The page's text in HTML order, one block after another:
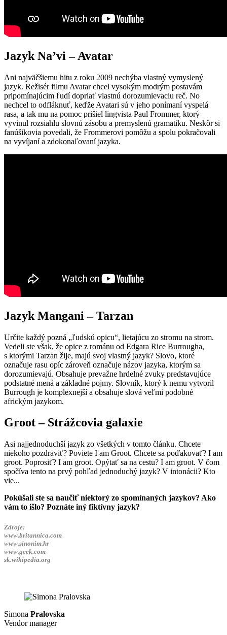
Jazyk Na’vi – Avatar
Ani najväčšiemu hitu z roku 2009 nechýba vlastný vymyslený
jazyk. Režisér filmu Avatar chcel vysokým modrým postavám
pripomínajúcim ľudí dopriať vlastnú dorozumievaciu reč. No
nechcel to odfláknuť, keďže Avatari sú v jeho ponímaní vyspelá
rasa, a tak mu na pomoc prišiel lingvista Paul Frommer, ktorý
vyvinul rozsiahlu slovnú zásobu a premyslenú gramatiku. Neskôr si
fanúšikovia povedali, že Frommerovi pomôžu a spolu pokračovali
na vyvíjaní a zdokonaľovaní jazyka.
Jazyk Mangani – Tarzan
Určite každý pozná „ľudskú opicu“, lietajúcu zo stromu na strom.
Vedeli ste však, že opice z románu od Edgara Rice Burrougha,
s ktorými Tarzan žije, majú svoj vlastný jazyk? Slovo, ktoré
označuje rasu opíc zároveň označuje názov jazyka, ktorým sa
dorozumievajú. Obsahuje prevažne hrdelné zvuky predstavujúce
podstatné mená a základné pojmy. Slovník, ktorý k nemu vytvoril
Burrough je komplexnejší a obsahuje slová veľmi podobné
africkým jazykom.
Groot – Strážcovia galaxie
Asi najjednoduchší jazyk zo všetkých v tomto článku. Chcete
niekoho pozdraviť? Poviete I am Groot. Chcete sa poďakovať? I am
groot. Poprosiť? I am groot. Opýtať sa na cestu? I am groot. V čom
spočíva tento na prvý pohľad jednoduchý jazyk? V intonácii? Kto
vie...
Pokúšali ste sa naučiť niektorý zo spomínaných jazykov? Ako
vám to išlo? Poznáte iný fiktívny jazyk?
Zdroje:
www.britannica.com
www.sinonim.hr
www.geek.com
sk.wikipedia.org
Simona Pralovska
Vendor manager